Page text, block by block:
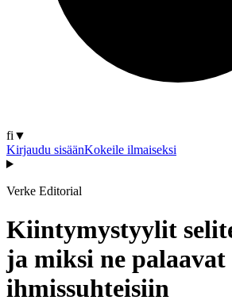
fi ▼
Kirjaudu sisäänKokeile ilmaiseksi
Verke Editorial
Kiintymystyylit
ja miksi ne
ihmissuhteisiin